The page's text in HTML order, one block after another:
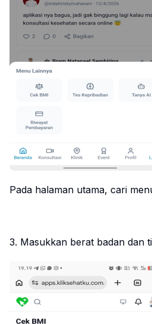
Pada halaman utama, cari
3. Masukkan berat badan dan